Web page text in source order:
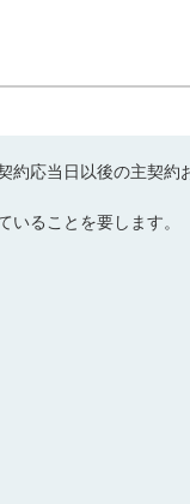
約応当日以後の主契約
ることを要します。